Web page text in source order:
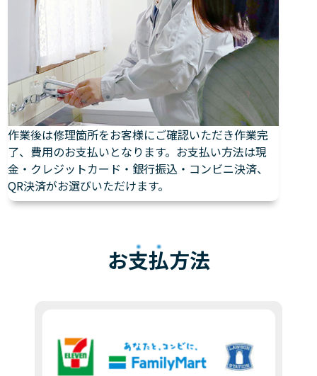
作業後は修理箇所をお客様にご確認いただき作業完
了、費用のお支払いとなります。お支払い方法は現
金・クレジットカード・銀行振込・コンビニ決済、
QR決済がお選びいただけます。
お支払方法